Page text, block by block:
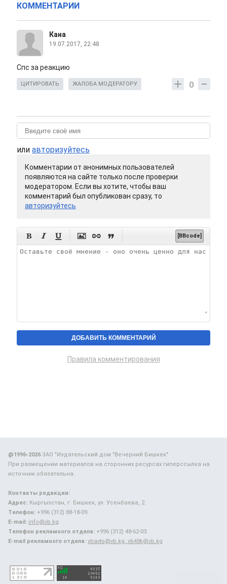
КОММЕНТАРИИ
Кана
19.07.2017, 22:48
Спс за реакцию
0
ЦИТИРОВАТЬ ЖАЛОБА МОДЕРАТОРУ
или авторизуйтесь
Комментарии от анонимных пользователей
появляются на сайте только после проверки
модератором. Если вы хотите, чтобы ваш
комментарий был опубликован сразу, то
авторизуйтесь
      [BBcode]
Правила комментирования
@1996-2026ЗАО "Издательский дом "Вечерний Бишкек"
При размещении материалов на сторонних ресурсах гиперссылка на
источник обязательна.
Контакты редакции:
Адрес: Кыргызстан, г. Бишкек, ул. Усенбаева, 2.
Телефон: +996 (312) 88-18-09.
E-mail: info@vb.kg
Телефон рекламного отдела: +996 (312) 48-62-03.
E-mail рекламного отдела: vbavto@vb.kg, vb48k@vb.kg